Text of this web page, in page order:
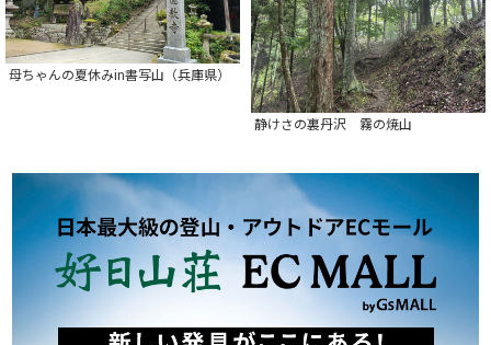
母ちゃんの夏休みin書写山（兵庫県）
静けさの裏丹沢 霧の焼山